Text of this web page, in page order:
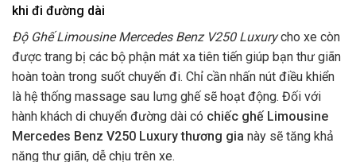
khi đi đường dài
Độ Ghế Limousine Mercedes Benz V250 Luxurycho xe còn
được trang bị các bộ phận mát xa tiên tiến giúp bạn thư giãn
hoàn toàn trong suốt chuyến đi. Chỉ cần nhấn nút điều khiển
là hệ thống massage sau lưng ghế sẽ hoạt động. Đối với
hành khách di chuyển đường dài có chiếc ghế Limousine
Mercedes Benz V250 Luxury thương gia này sẽ tăng khả
năng thư giãn, dễ chịu trên xe.